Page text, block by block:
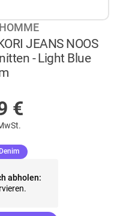
JEANS NOOS
- Light Blue
€
(ausgewählt)
abholen: